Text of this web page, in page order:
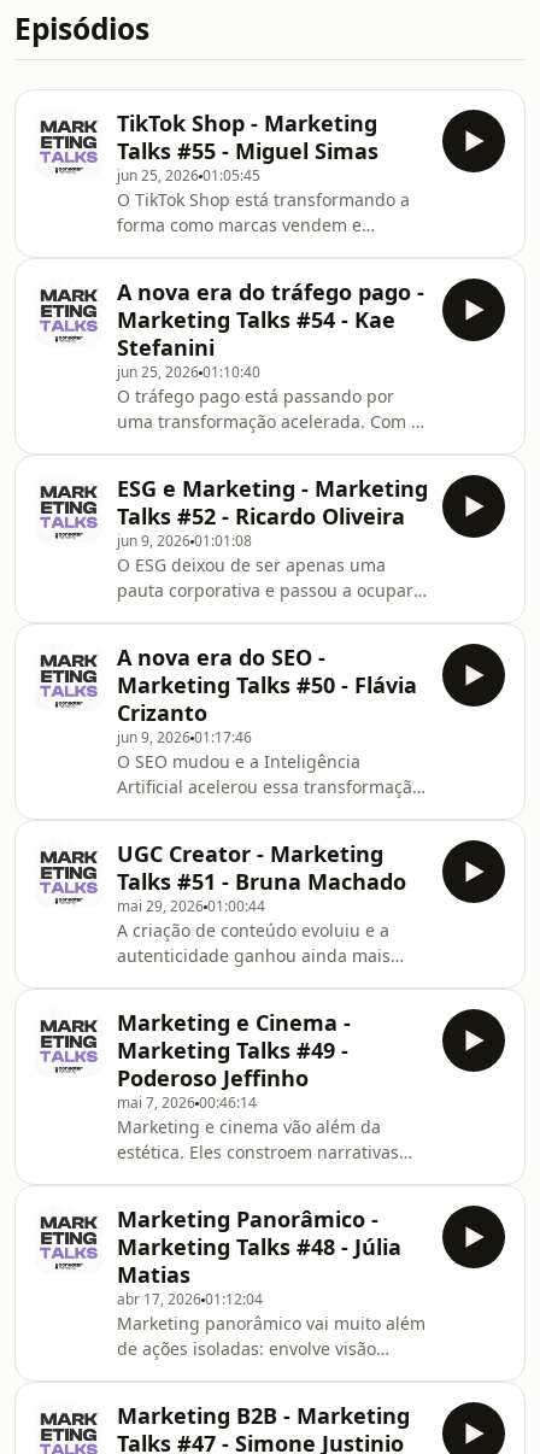
Episódios
TikTok Shop - Marketing
Talks #55 - Miguel Simas
jun 25, 202601:05:45
O TikTok Shop está transformando a
forma como marcas vendem e
conversão em uma única plataforma,
o social commerce surge como uma
das maiores tendências do varejo
digital.Neste episódio do Marketing
Talks, Gabriel Derisio conversa com
Miguel Simas, Sales &amp; Marketing
Manager, sobre o impacto do TikTok
Shop no mercado, as oportunid
A nova era do tráfego pago -
Marketing Talks #54 - Kae
Stefanini
jun 25, 202601:10:40
O tráfego pago está passando por
uma transformação acelerada. Com o
mudanças constantes nas
plataformas, profissionais e empresas
precisam se adaptar para continuar
gerando resultados.Neste episódio do
Marketing Talks, Gabriel Derisio
conversa com Kae Stefanini sobre a
nova era do tráfego pago, os impactos
da IA na gestão de campa
ESG e Marketing - Marketing
Talks #52 - Ricardo Oliveira
jun 9, 202601:01:08
O ESG deixou de ser apenas uma
pauta corporativa e passou a ocupar
e conectadas às expectativas da
sociedade.Neste episódio do
Marketing Talks, Gabriel Derisio
conversa com Ricardo Oliveira sobre a
relação entre ESG e Marketing, os
desafios da comunicação responsável,
os riscos do greenwashing e como
empresas de diferentes port
A nova era do SEO -
Marketing Talks #50 - Flávia
Crizanto
jun 9, 202601:17:46
O SEO mudou e a Inteligência
Artificial acelerou essa transformação.
ir muito além das palavras-chave e do
posicionamento no Google.Neste
episódio do Marketing Talks, Gabriel
Derisio conversa com Flávia Crizanto,
fundadora da Experta, mestre em
Comunicação e especialista em
Autoridade Web, Link Building e SEO,
sobre a nova era das b
UGC Creator - Marketing
Talks #51 - Bruna Machado
mai 29, 202601:00:44
A criação de conteúdo evoluiu e a
autenticidade ganhou ainda mais
oportunidades surgiram para quem
deseja transformar criatividade e
conexão em profissão.Neste episódio
do Marketing Talks, Gabriel Derisio
conversa com Bruna Machado,
influenciadora e UGC Creator dos
segmentos de fitness e beleza, sobre
os bastidores da criação de co
Marketing e Cinema -
Marketing Talks #49 -
Poderoso Jeffinho
mai 7, 202600:46:14
Marketing e cinema vão além da
estética. Eles constroem narrativas
Derisio conversa com o Poderoso
Jeffinho sobre como storytelling,
emoção e construção de personagens
podem transformar a forma como as
marcas se comunicam e geram
impacto no digital.
Marketing Panorâmico -
Marketing Talks #48 - Júlia
Matias
abr 17, 202601:12:04
Marketing panorâmico vai muito além
de ações isoladas: envolve visão
vendem. Neste episódio do Marketing
Marketing B2B - Marketing
Talks #47 - Simone Justinio